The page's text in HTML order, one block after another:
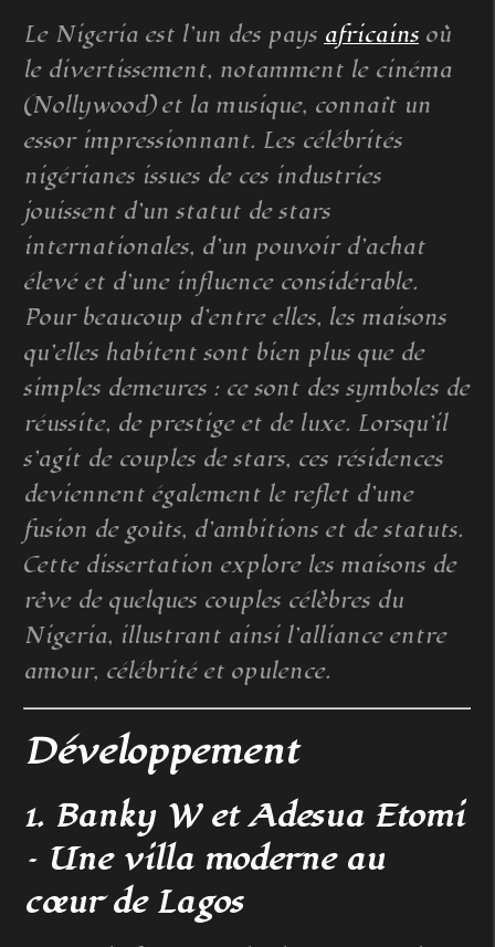
Le Nigeria est l’un des pays africains où
le divertissement, notamment le cinéma
(Nollywood) et la musique, connaît un
essor impressionnant. Les célébrités
nigérianes issues de ces industries
jouissent d’un statut de stars
internationales, d’un pouvoir d’achat
élevé et d’une influence considérable.
Pour beaucoup d’entre elles, les maisons
qu’elles habitent sont bien plus que de
simples demeures : ce sont des symboles de
réussite, de prestige et de luxe. Lorsqu’il
s’agit de couples de stars, ces résidences
deviennent également le reflet d’une
fusion de goûts, d’ambitions et de statuts.
Cette dissertation explore les maisons de
rêve de quelques couples célèbres du
Nigeria, illustrant ainsi l’alliance entre
amour, célébrité et opulence.
Développement
1. Banky W et Adesua Etomi
– Une villa moderne au
cœur de Lagos